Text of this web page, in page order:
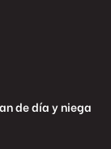
de día y niega